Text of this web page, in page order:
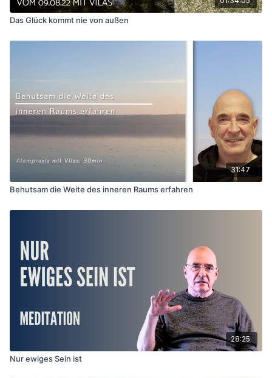
Das Glück kommt nie von außen
31:47
Behutsam die Weite des inneren Raums erfahren
28:25
Nur ewiges Sein ist